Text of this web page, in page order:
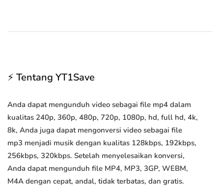
⚡ Tentang YT1Save
Anda dapat mengunduh video sebagai file mp4 dalam
kualitas 240p, 360p, 480p, 720p, 1080p, hd, full hd, 4k,
8k, Anda juga dapat mengonversi video sebagai file
mp3 menjadi musik dengan kualitas 128kbps, 192kbps,
256kbps, 320kbps. Setelah menyelesaikan konversi,
Anda dapat mengunduh file MP4, MP3, 3GP, WEBM,
M4A dengan cepat, andal, tidak terbatas, dan gratis.